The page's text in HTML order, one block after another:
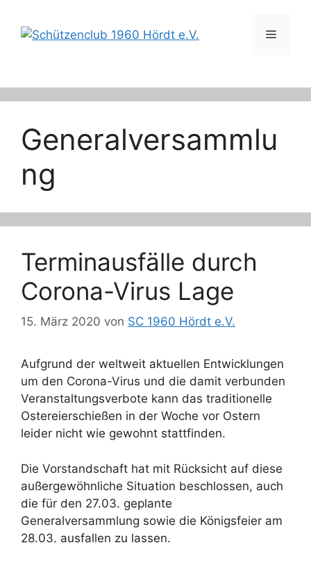
Inhalt
springen
Menü
Generalversammlu
ng
Terminausfälle durch
Corona-Virus Lage
15. März 2020 von SC 1960 Hördt e.V.
Aufgrund der weltweit aktuellen Entwicklungen
um den Corona-Virus und die damit verbunden
Veranstaltungsverbote kann das traditionelle
Ostereierschießen in der Woche vor Ostern
leider nicht wie gewohnt stattfinden.
Die Vorstandschaft hat mit Rücksicht auf diese
außergewöhnliche Situation beschlossen, auch
die für den 27.03. geplante
Generalversammlung sowie die Königsfeier am
28.03. ausfallen zu lassen.